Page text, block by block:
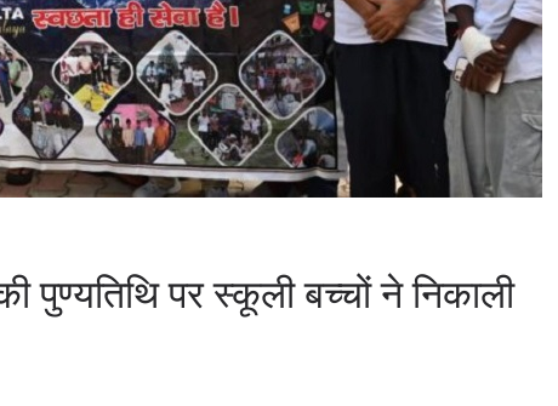
पुण्यतिथि पर स्कूली बच्चों ने निकाली